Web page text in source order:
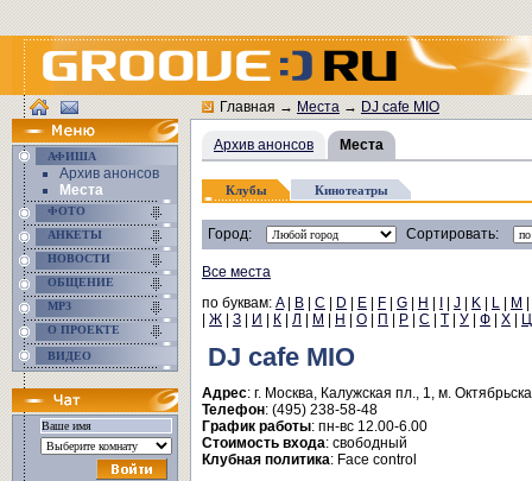
АФИША
Архив анонсов
Места
ФОТО
АНКЕТЫ
НОВОСТИ
ОБЩЕНИЕ
MP3
О ПРОЕКТЕ
ВИДЕО
Главная→Места→DJ cafe MIO
Архив анонсов Места
Клубы Кинотеатры
Город: Сортировать:
Все места
по буквам: A| B C D E F G H J K L M
Ж З И К Л М Н О П Р С Т У Ф Х Ц
DJ cafe MIO
Адрес: г. Москва, Калужская пл., 1, м.
Телефон: (495) 238-58-48
График работы: пн-вс 12.00-6.00
Стоимость входа: свободный
Клубная политика: Face control